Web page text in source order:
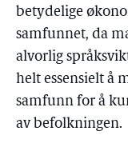
betydelige
samfunnet, da
alvorlig
helt essensielt å
samfunn for å
av befolkningen.